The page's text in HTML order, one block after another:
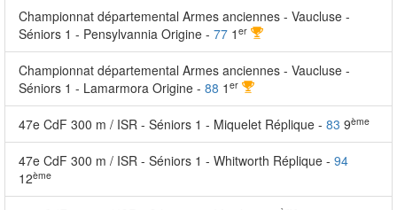
Championnat départemental Armes anciennes - Vaucluse -
Séniors 1 - Pensylvannia Origine - 77 1 er
Championnat départemental Armes anciennes - Vaucluse -
Séniors 1 - Lamarmora Origine - 88 1 er
47e CdF 300 m / ISR - Séniors 1 - Miquelet Réplique - 83 9ème
47e CdF 300 m / ISR - Séniors 1 - Whitworth Réplique - 94
12ème